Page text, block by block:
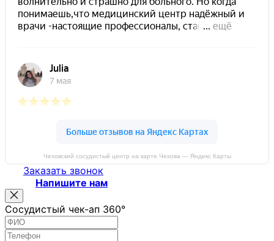
Чеховский сосудистый центр на карте Чехова — Яндекс Карты
Заказать звонок
Напишите нам
Сосудистый чек-ап 360°